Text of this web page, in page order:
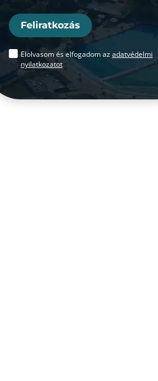
Feliratkozás
Elolvasom és elfogadom azadatvédelmi
nyilatkozatot